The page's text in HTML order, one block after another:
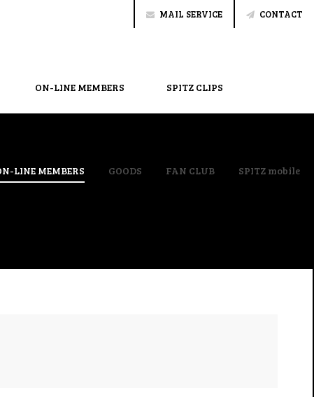
ON-LINE MEMBERS SPITZ CLIPS
MAIL SERVICE CONTACT
LINE MEMBERS GOODS FAN CLUB SPITZ mobile